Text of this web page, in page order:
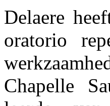
Delaere
oratorio
Chapelle